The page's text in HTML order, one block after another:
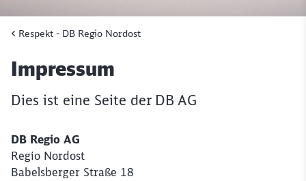
Respekt - DB Regio Nordost
Artikel:
Impressum
Dies ist eine Seite der DB AG
DB Regio AG
Regio Nordost
Babelsberger Straße 18